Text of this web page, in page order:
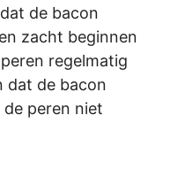
de bacon
zacht beginnen
regelmatig
dat de bacon
peren niet